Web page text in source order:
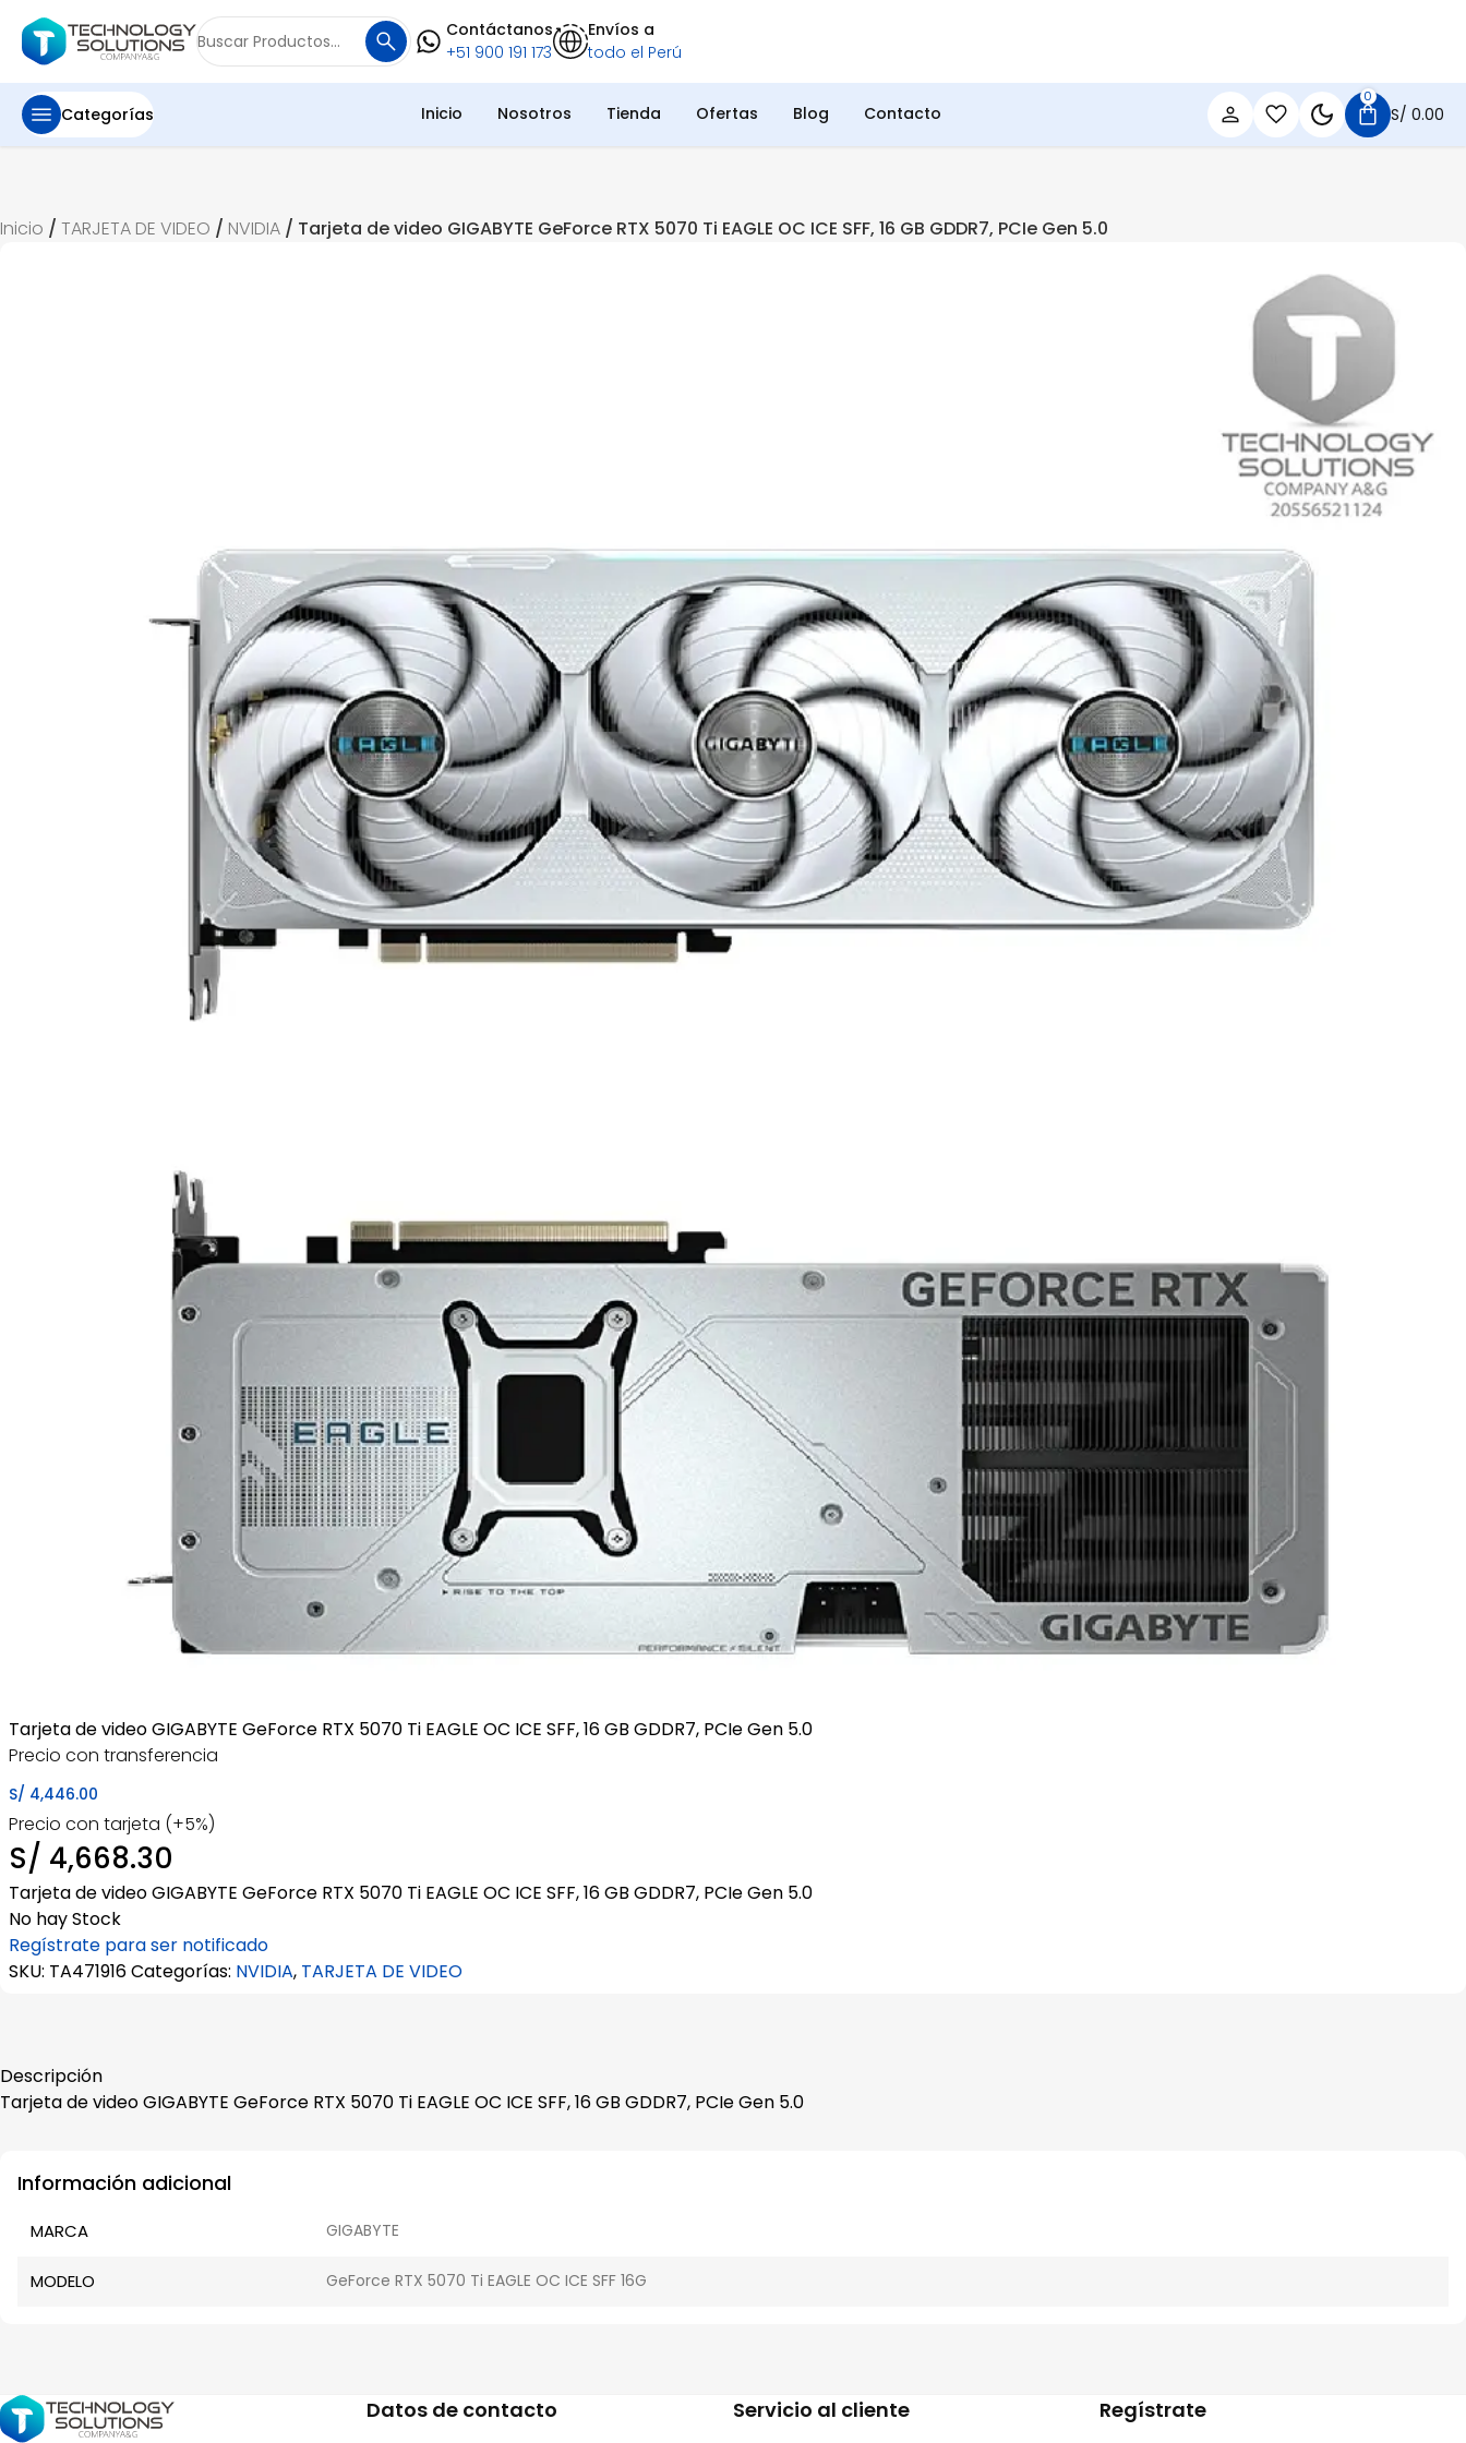
Buscar
por:
Contáctanos
+51 900 191 173
Envíos a
todo el Perú
Categorías Inicio Nosotros Tienda Ofertas Blog Contacto
0
S/ 0.00
Inicio / TARJETA DE VIDEO / NVIDIA / Tarjeta de video GIGABYTE GeForce RTX 5070 Ti EAGLE OC ICE SFF, 16 GB GDDR7, PCIe Gen 5.0
Tarjeta de video GIGABYTE GeForce RTX 5070 Ti EAGLE OC ICE SFF, 16 GB GDDR7, PCIe Gen 5.0
Precio con transferencia
S/ 4,446.00
Precio con tarjeta (+5%)
S/ 4,668.30
Tarjeta de video GIGABYTE GeForce RTX 5070 Ti EAGLE OC ICE SFF, 16 GB GDDR7, PCIe Gen 5.0
No hay Stock
Regístrate para ser notificado
SKU: TA471916Categorías: NVIDIA, TARJETA DE VIDEO
Descripción
Tarjeta de video GIGABYTE GeForce RTX 5070 Ti EAGLE OC ICE SFF, 16 GB GDDR7, PCIe Gen 5.0
Información adicional
MARCA GIGABYTE
MODELO GeForce RTX 5070 Ti EAGLE OC ICE SFF 16G
Datos de contacto Servicio al cliente Regístrate